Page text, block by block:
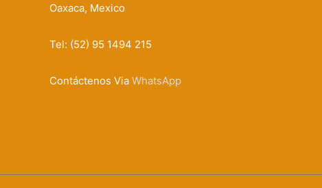
Oaxaca, Mexico
Tel: (52) 95 1494 215
Contáctenos Via WhatsApp